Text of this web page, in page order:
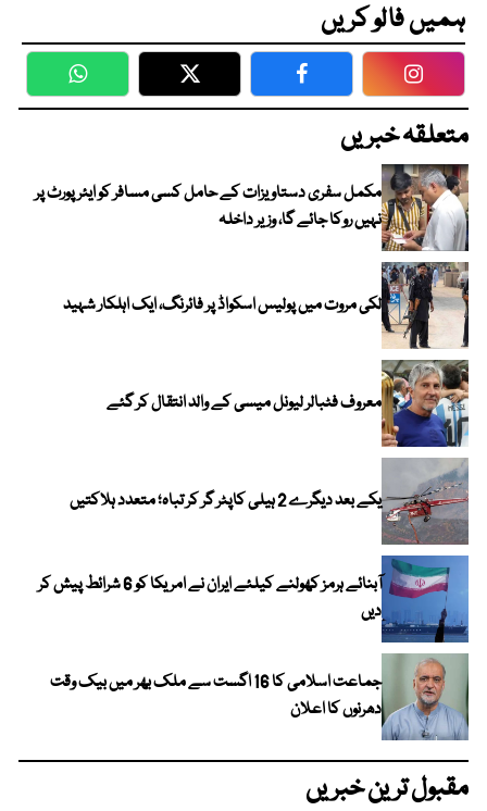
ہمیں فالو کریں
WhatsApp Twitter Facebook
متعلقہ خبریں
مکمل سفری دستاویزات کے حامل کسی مسافر کو ایئرپورٹ پر
نہیں روکا جائے گا، وزیر داخلہ
لکی مروت میں پولیس اسکواڈ پر فائرنگ، ایک اہلکار شہید
معروف فٹبالر لیونل میسی کے والد انتقال کر گئے
یکے بعد دیگرے 2 ہیلی کاپٹر گر کر تباہ؛ متعدد ہلاکتیں
آبنائے ہرمز کھولنے کیلئے ایران نے امریکا کو 6 شرائط پیش کر
دیں
جماعت اسلامی کا 16 اگست سے ملک بھر میں بیک وقت
دھرنوں کا اعلان
مقبول ترین خبریں